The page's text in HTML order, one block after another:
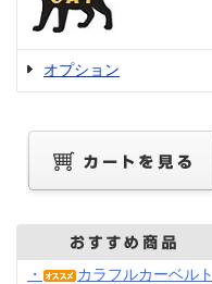
オプション
・
カラフルカーベルト